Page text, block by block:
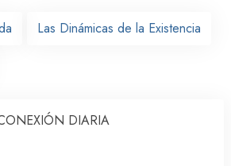
Las Dinámicas de la Existencia
DIARIA